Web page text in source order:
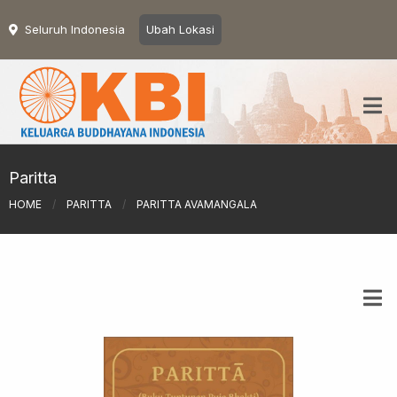
Seluruh Indonesia Ubah Lokasi
Paritta
HOME / PARITTA / PARITTA AVAMANGALA